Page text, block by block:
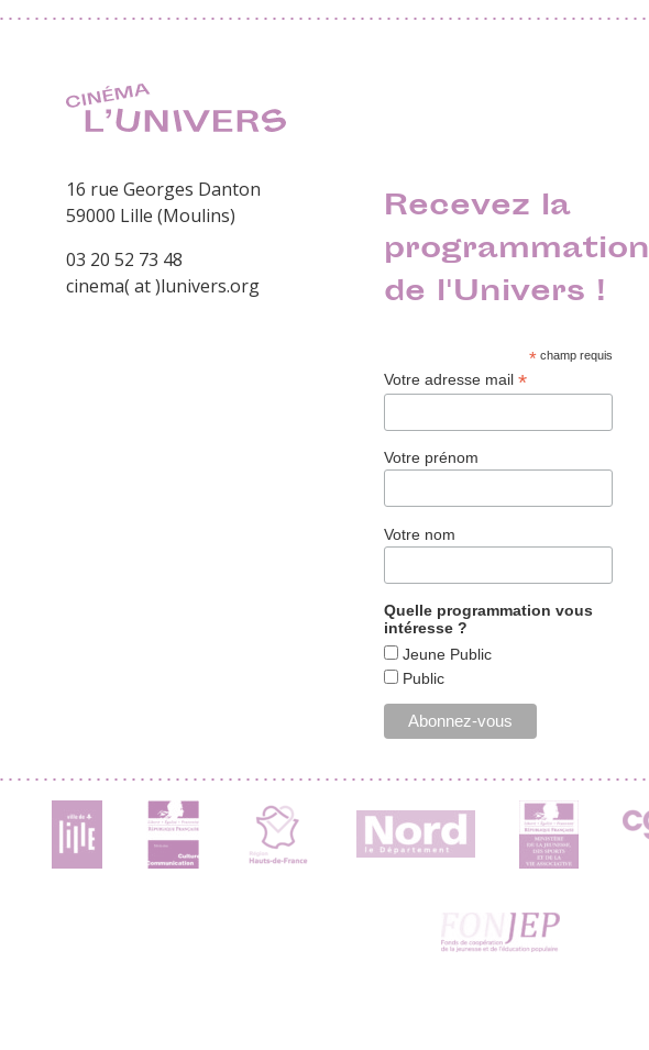
16 rue Georges Danton
59000 Lille (Moulins)
03 20 52 73 48
cinema( at )lunivers.org
Recevez la
programmation
de l'Univers !
*champ requis
Votre adresse mail*
Votre prénom
Votre nom
Quelle programmation vous
intéresse ?
Jeune Public
Public